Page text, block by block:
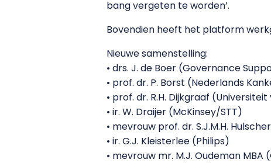
bang vergeten te worden’.
Bovendien heeft het platform
Nieuwe samenstelling:
• drs. J. de Boer (Governance
• prof. dr. P. Borst (Nederlands
• prof. dr. R.H. Dijkgraaf
• ir. W. Draijer (McKinsey/STT)
• mevrouw prof. dr. S.J.M.H.
• ir. G.J. Kleisterlee (Philips)
• mevrouw mr. M.J. Oudeman MBA